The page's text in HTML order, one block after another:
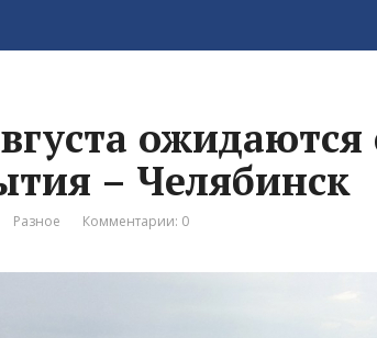
– Челябинск
Разное Комментарии: 0